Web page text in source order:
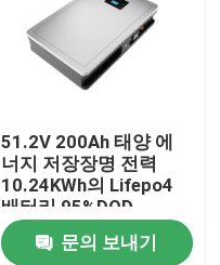
51.2V 200Ah 태양 에
너지 저장장명 전력
10.24KWh의 Lifepo4
배터리 95%DOD
문의 보내기